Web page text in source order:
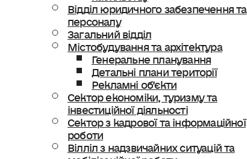
Відділ юридичного забезпечення та
персоналу
Загальний відділ
Містобудування та архітектура
Генеральне планування
Детальні плани території
Рекламні об’єкти
Сектор економіки, туризму та
інвестиційної діяльності
Сектор з кадрової та інформаційної
роботи
Вілліл з надзвичайних ситуацій та